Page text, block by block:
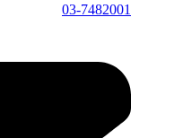
03-7482001